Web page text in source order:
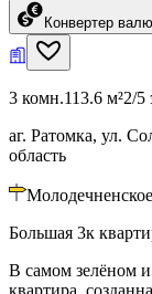
Конвертер
3 комн.113.6 м²2/5
аг. Ратомка, ул.
область
Молодечненское
Большая 3к
В самом зелёном
квартира,